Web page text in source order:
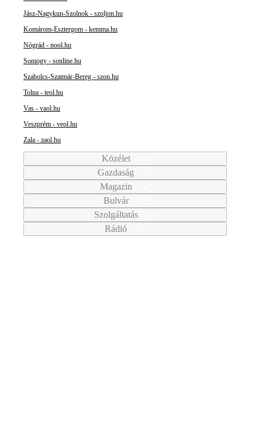
Jász-Nagykun-Szolnok - szoljon.hu
Komárom-Esztergom - kemma.hu
Nógrád - nool.hu
Somogy - sonline.hu
Szabolcs-Szatmár-Bereg - szon.hu
Tolna - teol.hu
Vas - vaol.hu
Veszprém - veol.hu
Zala - zaol.hu
Közélet
Gazdaság
Magazin
Bulvár
Szolgáltatás
Rádió